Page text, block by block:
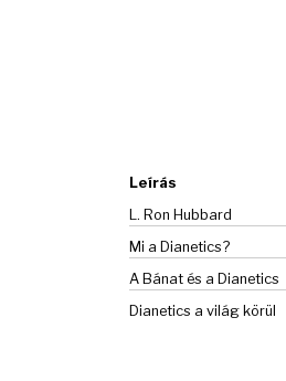
Leírás
L. Ron Hubbard
Mi a Dianetics?
A Bánat és a Dianetics
Dianetics a világ körül